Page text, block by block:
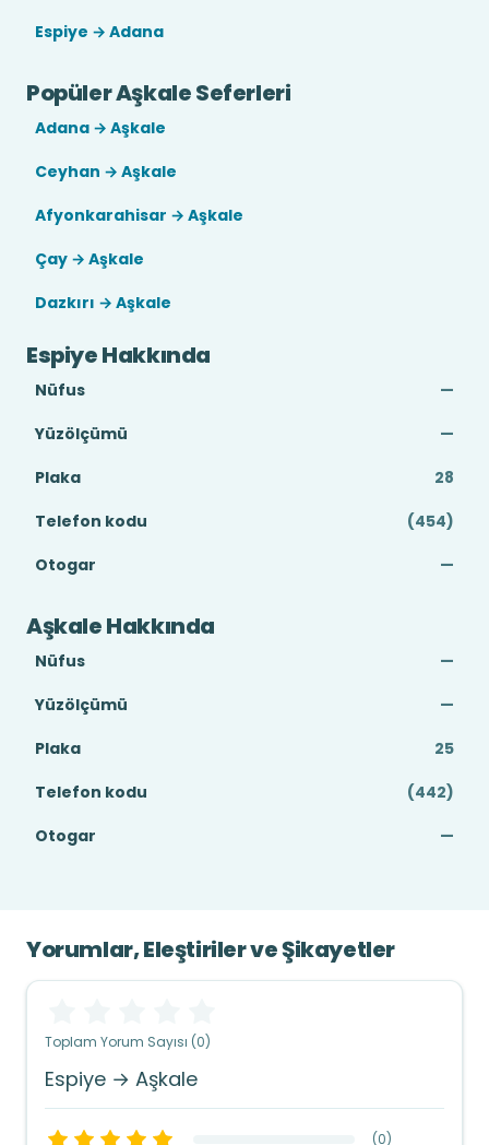
Espiye → Adana
Popüler Aşkale Seferleri
Adana → Aşkale
Ceyhan → Aşkale
Afyonkarahisar → Aşkale
Çay → Aşkale
Dazkırı → Aşkale
Espiye Hakkında
Nüfus
—
Yüzölçümü
—
Plaka
28
Telefon kodu
(454)
Otogar
—
Aşkale Hakkında
Nüfus
—
Yüzölçümü
—
Plaka
25
Telefon kodu
(442)
Otogar
—
Yorumlar, Eleştiriler ve Şikayetler
Toplam Yorum Sayısı (0)
Espiye → Aşkale
(0)